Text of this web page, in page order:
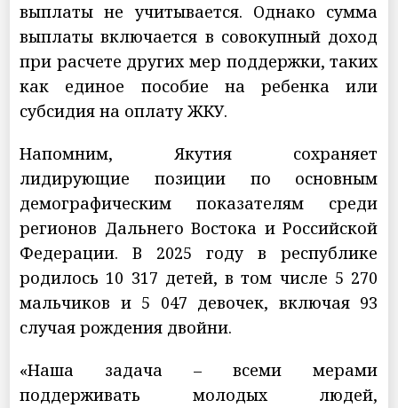
выплаты не учитывается. Однако сумма
выплаты включается в совокупный доход
при расчете других мер поддержки, таких
как единое пособие на ребенка или
субсидия на оплату ЖКУ.
Напомним, Якутия сохраняет
лидирующие позиции по основным
демографическим показателям среди
регионов Дальнего Востока и Российской
Федерации. В 2025 году в республике
родилось 10 317 детей, в том числе 5 270
мальчиков и 5 047 девочек, включая 93
случая рождения двойни.
«Наша задача – всеми мерами
поддерживать молодых людей,